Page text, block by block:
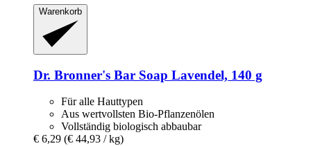
Warenkorb
Dr. Bronner's Bar Soap Lavendel, 140 g
Für alle Hauttypen
Aus wertvollsten Bio-Pflanzenölen
Vollständig biologisch abbaubar
€ 6,29 (€ 44,93 / kg)